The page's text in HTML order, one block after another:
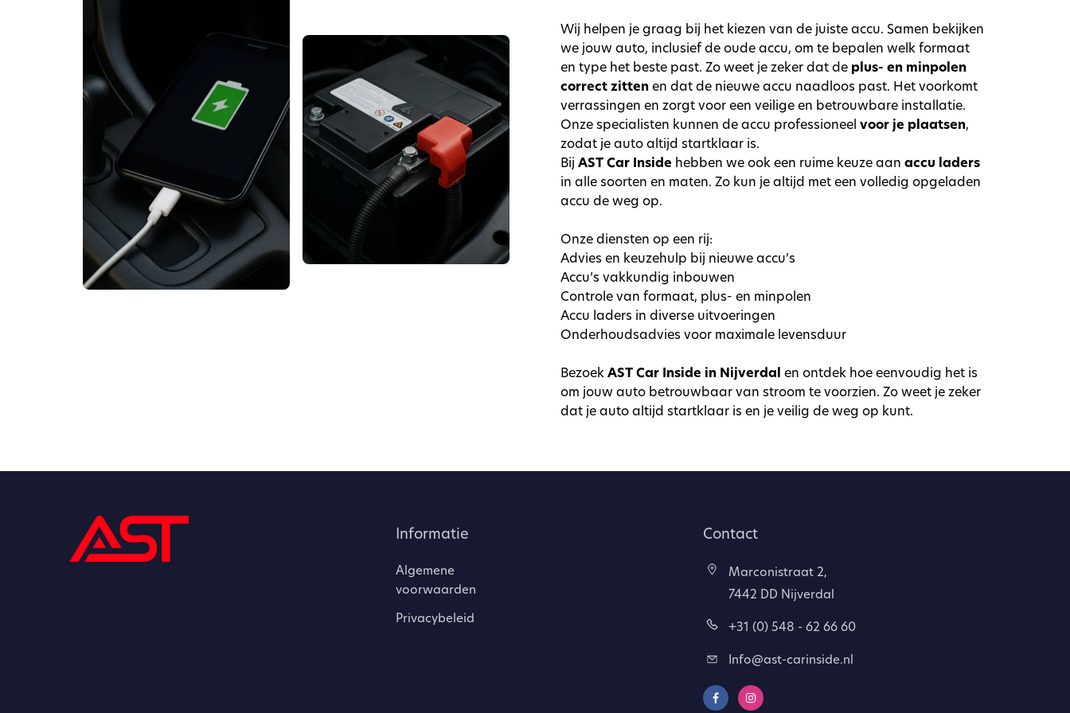
Wij helpen je graag bij het kiezen van de juiste accu. Samen bekijken
we jouw auto, inclusief de oude accu, om te bepalen welk formaat
en type het beste past. Zo weet je zeker dat de plus- en minpolen
correct zittenen dat de nieuwe accu naadloos past. Het voorkomt
verrassingen en zorgt voor een veilige en betrouwbare installatie.
Onze specialisten kunnen de accu professioneel voor je plaatsen,
zodat je auto altijd startklaar is.
Bij AST Car Inside hebben we ook een ruime keuze aan accu laders
in alle soorten en maten. Zo kun je altijd met een volledig opgeladen
accu de weg op.
Onze diensten op een rij:
Advies en keuzehulp bij nieuwe accu’s
Accu’s vakkundig inbouwen
Controle van formaat, plus- en minpolen
Accu laders in diverse uitvoeringen
Onderhoudsadvies voor maximale levensduur
BezoekAST Car Inside in Nijverdal en ontdek hoe eenvoudig het is
om jouw auto betrouwbaar van stroom te voorzien. Zo weet je zeker
dat je auto altijd startklaar is en je veilig de weg op kunt.
Informatie
Algemene
voorwaarden
Privacybeleid
Contact
Marconistraat 2,
7442 DD Nijverdal
+31 (0) 548 - 62 66 60
Info@ast-carinside.nl